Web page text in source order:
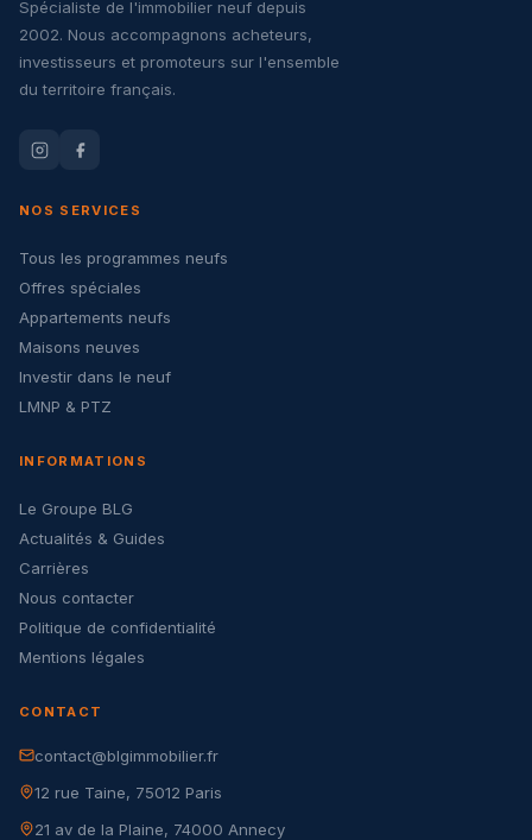
Spécialiste de l'immobilier neuf depuis
2002. Nous accompagnons acheteurs,
investisseurs et promoteurs sur l'ensemble
du territoire français.
NOS SERVICES
Tous les programmes neufs
Offres spéciales
Appartements neufs
Maisons neuves
Investir dans le neuf
LMNP & PTZ
INFORMATIONS
Le Groupe BLG
Actualités & Guides
Carrières
Nous contacter
Politique de confidentialité
Mentions légales
CONTACT
contact@blgimmobilier.fr
12 rue Taine, 75012 Paris
21 av de la Plaine, 74000 Annecy